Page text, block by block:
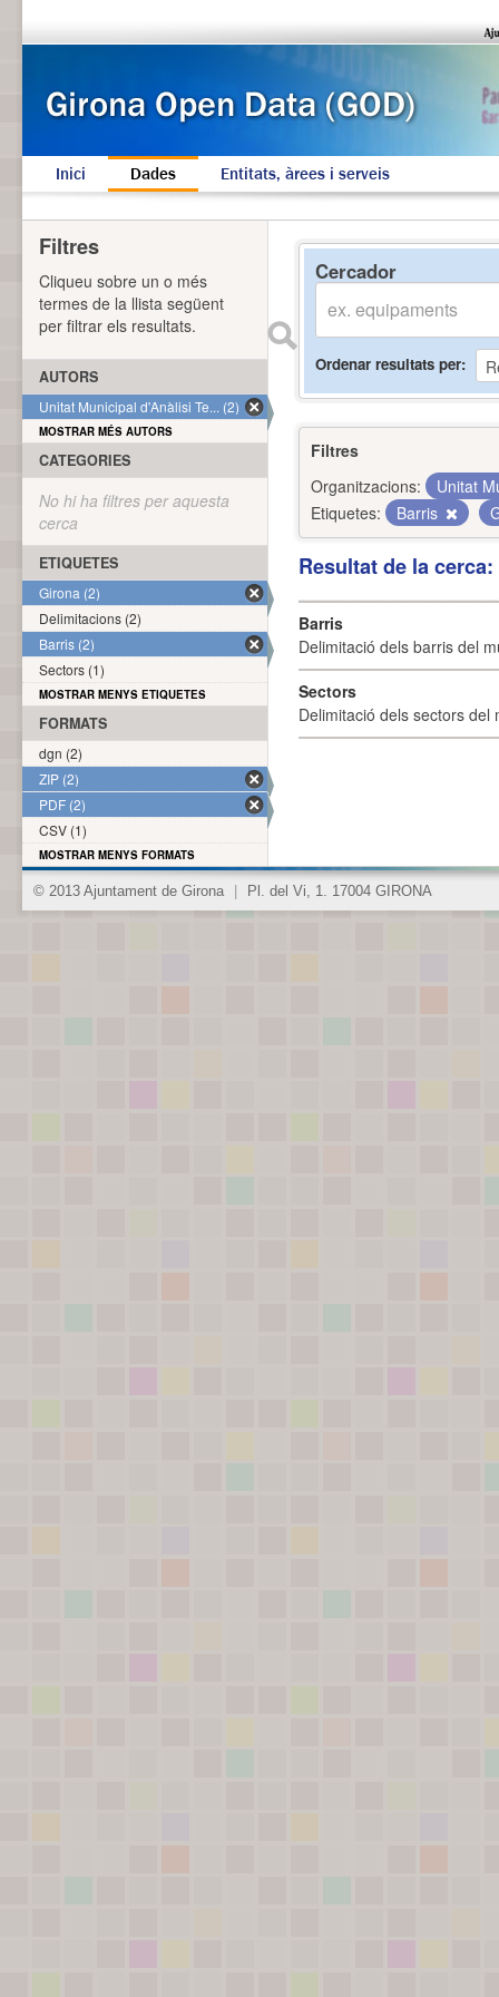
Inici Dades Entitats, àrees i serveis
Cercador
Ordenar resultats per
Filtres
Organitzacions:
Unitat
Etiquetes:
Barris
Resultat de la
Barris
Delimitació dels barris del
Sectors
Delimitació dels sectors del
Filtres
Cliqueu sobre un o més
termes de la llista següent
per filtrar els resultats.
AUTORS
Unitat Municipal d'Anàlisi Te... (2)
MOSTRAR MÉS AUTORS
CATEGORIES
No hi ha filtres per aquesta
cerca
ETIQUETES
Girona (2)
Delimitacions (2)
Barris (2)
Sectors (1)
MOSTRAR MENYS ETIQUETES
FORMATS
dgn (2)
ZIP (2)
PDF (2)
CSV (1)
MOSTRAR MENYS FORMATS
© 2013 Ajuntament de Girona Pl. del Vi, 1. 17004 GIRONA